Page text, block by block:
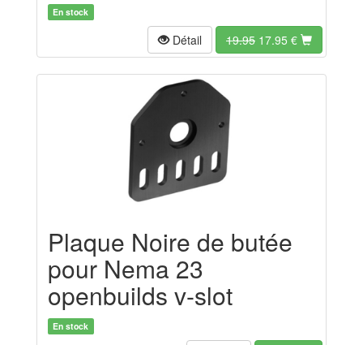
En stock
Détail 19.95 17.95 €
Plaque Noire de butée
pour Nema 23
openbuilds v-slot
En stock